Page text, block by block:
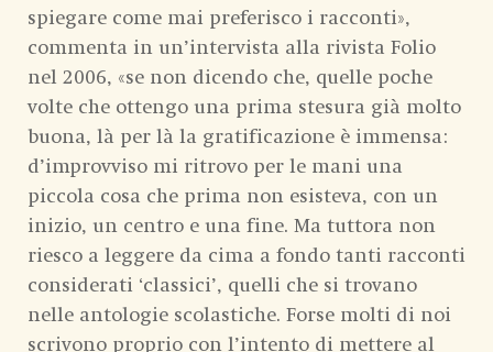
spiegare come mai preferisco i racconti»,
commenta in un’intervista alla rivista Folio
nel 2006, «se non dicendo che, quelle poche
volte che ottengo una prima stesura già molto
buona, là per là la gratificazione è immensa:
d’improvviso mi ritrovo per le mani una
piccola cosa che prima non esisteva, con un
inizio, un centro e una fine. Ma tuttora non
riesco a leggere da cima a fondo tanti racconti
considerati ‘classici’, quelli che si trovano
nelle antologie scolastiche. Forse molti di noi
scrivono proprio con l’intento di mettere al